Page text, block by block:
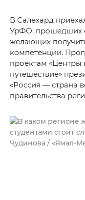
В Салехард
УрФО, прошедших
желающих
компетенции.
проектам «Центры
путешествие»
«Россия — страна
правительства